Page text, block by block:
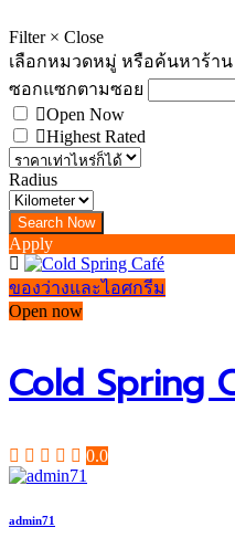
Filter × Close
เลือกหมวดหมู่ หรือค้นหาร้าน
ซอกแซกตามซอย
Open Now
Highest Rated
Radius
Apply
ของว่างและไอศกรีม
Open now
Cold Spring
0.0
admin71